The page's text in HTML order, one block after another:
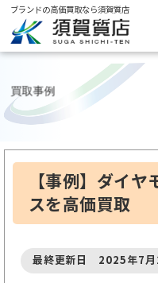
ブランドの高価買取なら須賀質店
ブランド買取 金・貴金属買取
買取事例
【事例】ダイ
スを高価買取
最終更新日 2025年7月